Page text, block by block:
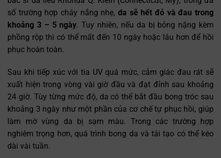
số trường hợp cháy nắng nhẹ, da sẽ hết đỏ và đau trong
khoảng 3 – 5 ngày. Tuy nhiên, nếu da bị bỏng nặng kèm
phồng rộp thì có thể mất đến 10 ngày hoặc lâu hơn để hồi
phục hoàn toàn.
Sau khi tiếp xúc với tia UV quá mức, cảm giác đau rát sẽ
xuất hiện trong vòng vài giờ đầu và đạt đỉnh sau khoảng
24 giờ. Tùy từng mức độ, da có thể bắt đầu bong tróc sau
khoảng 3 ngày như một phần của cơ chế tự phục hồi, giúp
làm mờ vùng da bị sạm màu. Trong các trường hợp
nghiêm trọng hơn, quá trình bong da và tái tạo có thể kéo
dài vài tuần.